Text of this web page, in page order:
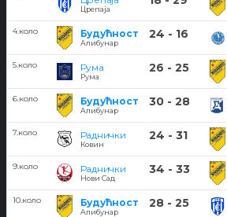
Црепаја
4.коло Будућност
Алибунар
24 - 16
5.коло Рума
Рума
26 - 25
6.коло Будућност
Алибунар
30 - 28
7.коло Раднички
Ковин
24 - 31
9.коло Раднички
Нови Сад
34 - 33
10.коло Будућност
Алибунар
28 - 25